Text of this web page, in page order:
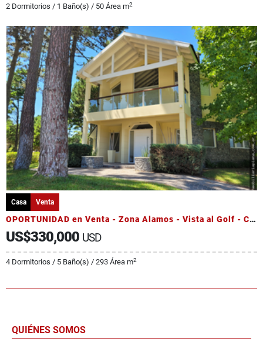
2 Dormitorios / 1 Baño(s) / 50 Área m2
Casa Venta
OPORTUNIDAD en Venta - Zona Alamos - Vista al Golf - Calidad Edilicia
US$330,000 USD
4 Dormitorios / 5 Baño(s) / 293 Área m2
QUIÉNES SOMOS